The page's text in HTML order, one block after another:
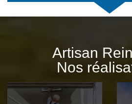
Artisan
Nos